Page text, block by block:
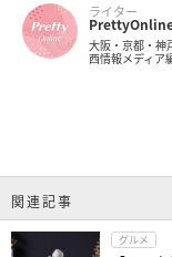
ライター
大阪・京都・神
西情報メディア
関連記事
グルメ